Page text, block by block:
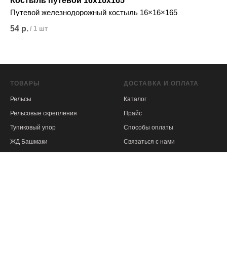
Путевой железнодорожный костыль 16×16×165
54 р. / 1 шт
ТОВАРЫ
Рельсы
Рельсовые скрепления
Тупиковый упор
ЖД Башмаки
ДОСТАВКА И ОПЛАТА
Каталог
Прайс
Способы оплаты
Связаться с нами